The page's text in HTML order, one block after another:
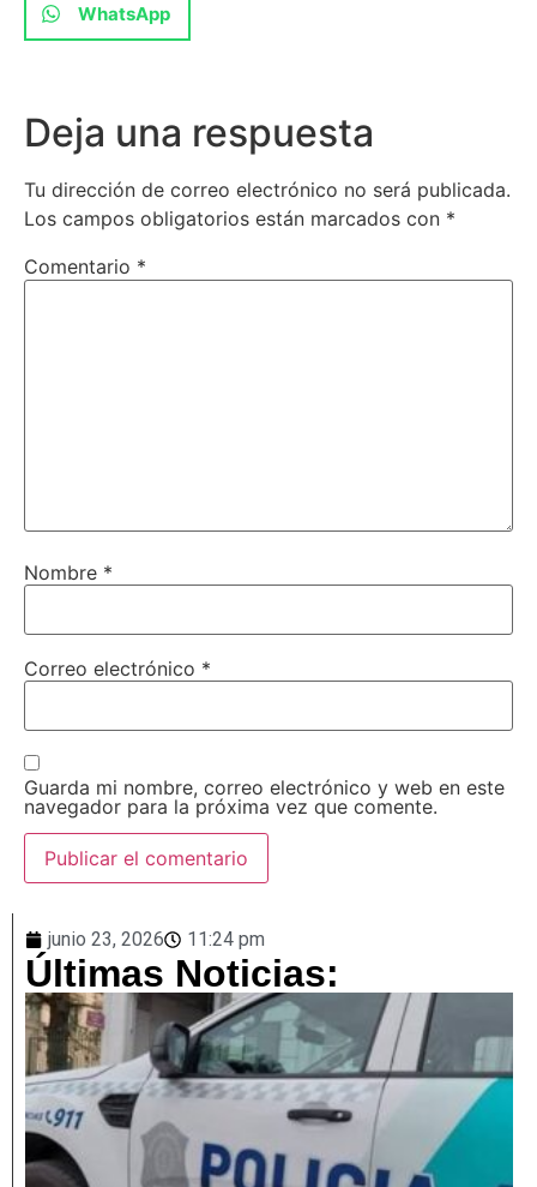
WhatsApp
Deja una respuesta
Tu dirección de correo electrónico no será publicada.
Los campos obligatorios están marcados con *
Comentario *
Nombre *
Correo electrónico *
Guarda mi nombre, correo electrónico y web en este
navegador para la próxima vez que comente.
junio 23, 2026 11:24 pm
Últimas Noticias: